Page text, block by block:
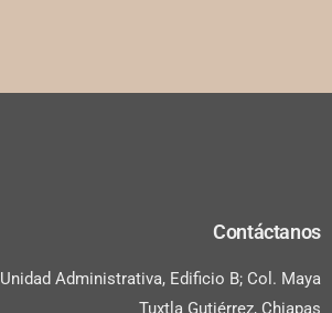
Contáctanos
Unidad Administrativa, Edificio B; Col. Maya
Tuxtla Gutiérrez, Chiapas